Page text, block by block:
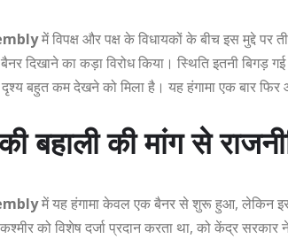
में विपक्ष और पक्ष के विधायकों के बीच इस मुद्दे पर
दिखाने का कड़ा विरोध किया। स्थिति इतनी बिगड़
दृश्य बहुत कम देखने को मिला है। यह हंगामा एक बार फिर
बहाली की मांग से
में यह हंगामा केवल एक बैनर से शुरू हुआ, लेकिन
को विशेष दर्जा प्रदान करता था, को केंद्र